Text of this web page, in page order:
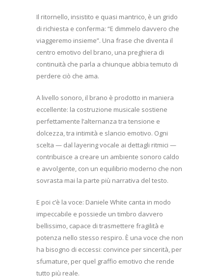
Il ritornello, insistito e quasi mantrico, è un grido
di richiesta e conferma: “E dimmelo davvero che
viaggeremo insieme”. Una frase che diventa il
centro emotivo del brano, una preghiera di
continuità che parla a chiunque abbia temuto di
perdere ciò che ama.
A livello sonoro, il brano è prodotto in maniera
eccellente: la costruzione musicale sostiene
perfettamente l’alternanza tra tensione e
dolcezza, tra intimità e slancio emotivo. Ogni
scelta — dal layering vocale ai dettagli ritmici —
contribuisce a creare un ambiente sonoro caldo
e avvolgente, con un equilibrio moderno che non
sovrasta mai la parte più narrativa del testo.
E poi c’è la voce: Daniele White canta in modo
impeccabile e possiede un timbro davvero
bellissimo, capace di trasmettere fragilità e
potenza nello stesso respiro. È una voce che non
ha bisogno di eccessi: convince per sincerità, per
sfumature, per quel graffio emotivo che rende
tutto più reale.